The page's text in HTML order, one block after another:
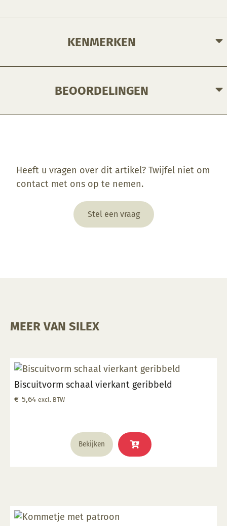
1:6
KENMERKEN
BEOORDELINGEN
Heeft u vragen over dit artikel? Twijfel niet om
contact met ons op te nemen.
Stel een vraag
MEER VAN SILEX
Biscuitvorm schaal vierkant geribbeld
€ 5,64 excl. BTW
Bekijken